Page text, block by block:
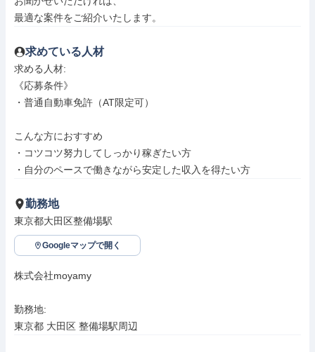
最適な案件をご紹介いたします。
求めている人材
求める人材:
《応募条件》
・普通自動車免許（AT限定可）
こんな方におすすめ
・コツコツ努力してしっかり稼ぎたい方
・自分のペースで働きながら安定した収入を得たい方
勤務地
東京都大田区整備場駅
Googleマップで開く
株式会社moyamy
勤務地:
東京都 大田区 整備場駅周辺